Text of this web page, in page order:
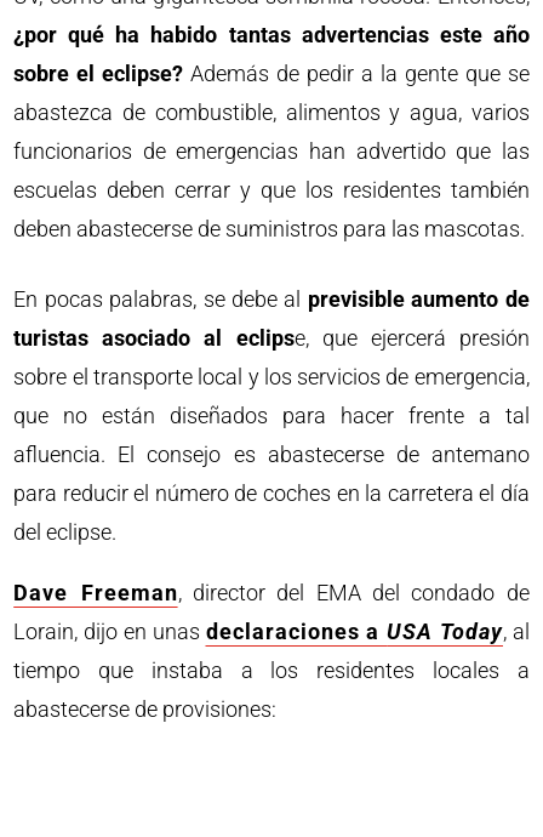
¿por qué ha habido tantas advertencias este año
sobre el eclipse? Además de pedir a la gente que se
abastezca de combustible, alimentos y agua, varios
funcionarios de emergencias han advertido que las
escuelas deben cerrar y que los residentes también
deben abastecerse de suministros para las mascotas.
En pocas palabras, se debe al previsible aumento de
turistas asociado al eclipse, que ejercerá presión
sobre el transporte local y los servicios de emergencia,
que no están diseñados para hacer frente a tal
afluencia. El consejo es abastecerse de antemano
para reducir el número de coches en la carretera el día
del eclipse.
Dave Freeman, director del EMA del condado de
Lorain, dijo en unas declaraciones aUSA Today, al
tiempo que instaba a los residentes locales a
abastecerse de provisiones: